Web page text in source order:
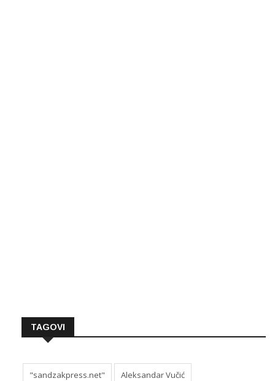
TAGOVI
"sandzakpress.net" Aleksandar Vučić